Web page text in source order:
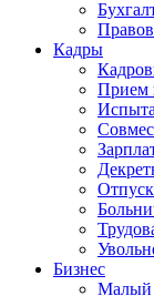
Кадры
Прием
Бизнес
Малый